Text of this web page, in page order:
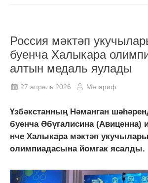
Россия мәктәп
буенча Халыкара
алтын медаль яулады
27 апрель 2026 Мәгариф
Үзбәкстанның Нәманган
буенча Әбүгалисина (Авиценна)
нче Халыкара мәктәп укучылары
олимпиадасына йомгак ясалды.